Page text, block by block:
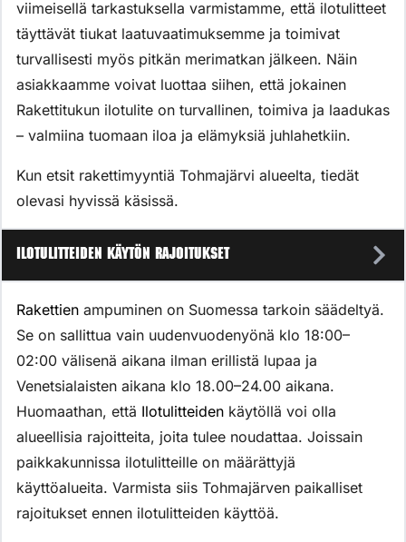
viimeisellä tarkastuksella varmistamme, että ilotulitteet
täyttävät tiukat laatuvaatimuksemme ja toimivat
turvallisesti myös pitkän merimatkan jälkeen. Näin
asiakkaamme voivat luottaa siihen, että jokainen
Rakettitukun ilotulite on turvallinen, toimiva ja laadukas
– valmiina tuomaan iloa ja elämyksiä juhlahetkiin.
Kun etsit rakettimyyntiä Tohmajärvi alueelta, tiedät
olevasi hyvissä käsissä.
Ilotulitteiden käytön rajoitukset
Rakettien ampuminen on Suomessa tarkoin säädeltyä.
Se on sallittua vain uudenvuodenyönä klo 18:00–
02:00 välisenä aikana ilman erillistä lupaa ja
Venetsialaisten aikana klo 18.00–24.00 aikana.
Huomaathan, että Ilotulitteiden käytöllä voi olla
alueellisia rajoitteita, joita tulee noudattaa. Joissain
paikkakunnissa ilotulitteille on määrättyjä
käyttöalueita. Varmista siis Tohmajärven paikalliset
rajoitukset ennen ilotulitteiden käyttöä.